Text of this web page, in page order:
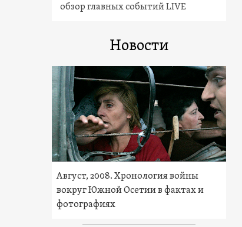
обзор главных событий LIVE
Новости
Август, 2008. Хронология войны
вокруг Южной Осетии в фактах и
фотографиях